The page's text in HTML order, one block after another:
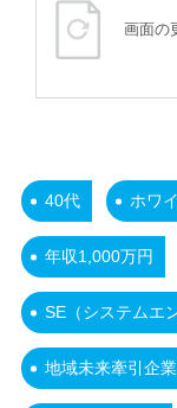
画面の
40代 ホワ
年収1,000万円
SE（システムエ
地域未来牽引企業